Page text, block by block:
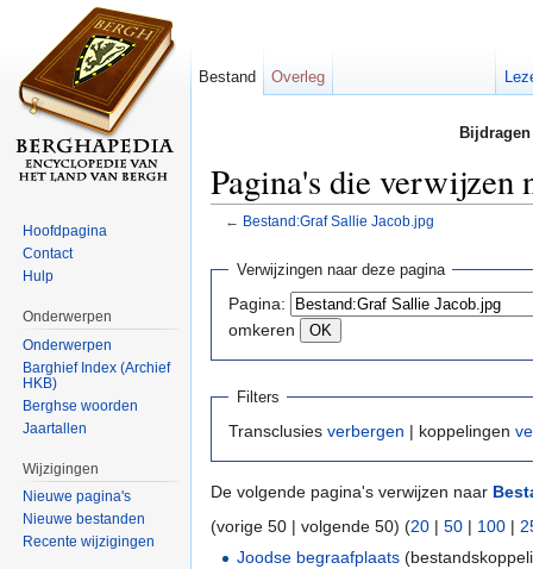
Pagina's die verwijzen
← Bestand:Graf Sallie Jacob.jpg
Verwijzingen naar deze pagina
Pagina:
omkeren
Filters
Transclusies verbergen | koppelingen
De volgende pagina's verwijzen naar
(vorige 50 | volgende 50) (20 | 50 | 100 |
Joodse begraafplaats
Bestand Overleg
Hoofdpagina
Contact
Hulp
Onderwerpen
Onderwerpen
Barghief Index (Archief
HKB)
Berghse woorden
Jaartallen
Wijzigingen
Nieuwe pagina's
Nieuwe bestanden
Recente wijzigingen